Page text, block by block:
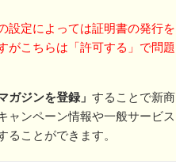
設定によっては証明書の発行を
がこちらは「許可する」で問題
ガジンを登録」 することで新商
ャンペーン情報や一般サービス
ることができます。